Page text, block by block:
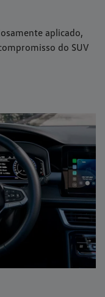
aplicado,
do SUV